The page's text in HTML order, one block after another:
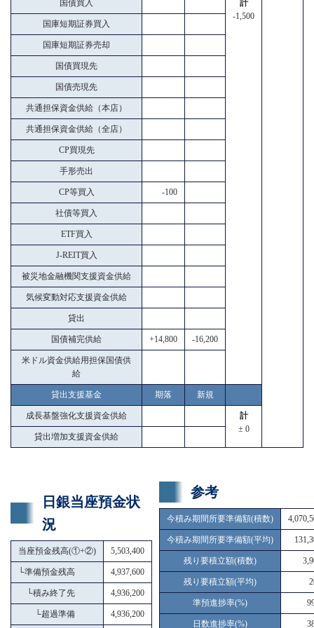
国債買入
計
-1,500
国庫短期証券買入
国庫短期証券売却
国債買現先
国債売現先
共通担保資金供給（本店）
共通担保資金供給（全店）
CP買現先
手形売出
CP等買入 -100
社債等買入
ETF買入
J-REIT買入
被災地金融機関支援資金供給
気候変動対応支援資金供給
貸出
国債補完供給 +14,800 -16,200
米ドル資金供給用担保国債供
給
貸出支援基金 期落 新規
成長基盤強化支援資金供給
計
± 0
貸出増加支援資金供給
日銀当座預金状
況
当座預金残高(①+②) 5,503,400
└準備預金残高 4,937,600
└積み終了先 4,936,200
└超過準備 4,936,200
参考
今積み期間所要準備額(積数)
今積み期間所要準備額(平均)
残り要積立額(積数)
残り要積立額(平均)
準預進捗率(%)
日数進捗率(%)